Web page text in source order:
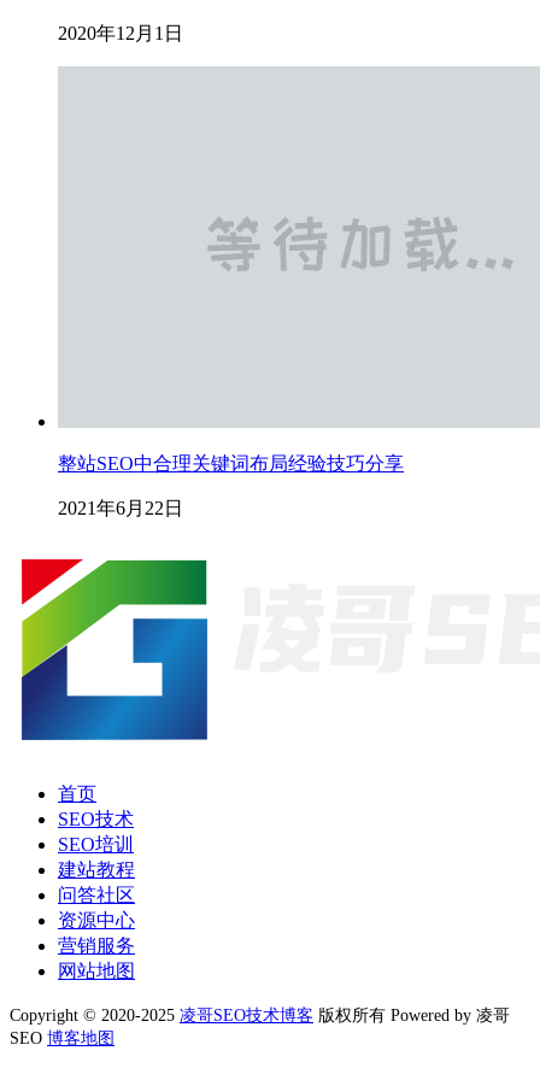
2020年12月1日
整站SEO中合理关键词布局经验技巧分享
2021年6月22日
首页
SEO技术
SEO培训
建站教程
问答社区
资源中心
营销服务
网站地图
Copyright © 2020-2025 凌哥SEO技术博客 版权所有 Powered by 凌哥
SEO 博客地图